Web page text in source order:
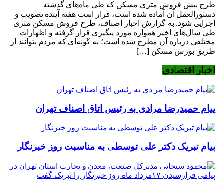
طرح پیش فروش متری مسکن که طی ماه‌های گذشته
دستورالعمل آن آماده شده است، قرار است هفته آینده تصویب و
اجرایی شود. به گزارش اخبار اصناف، طرح فروش مسکن متری
طی سال‌های اخیر همواره مورد پیگیری قرار گرفته و اظهارات
مختلفی درباره آن مطرح شده است؛ به گونه‌ای که مردم بتوانند از
طریق بورس مسکن […]
اخبار اقتصادی
پیام حمیدرضا مرادی به رئیس اتاق اصناف تهران
پیام تبریک دکتر علی توسطی به مناسبت روز خبرنگار